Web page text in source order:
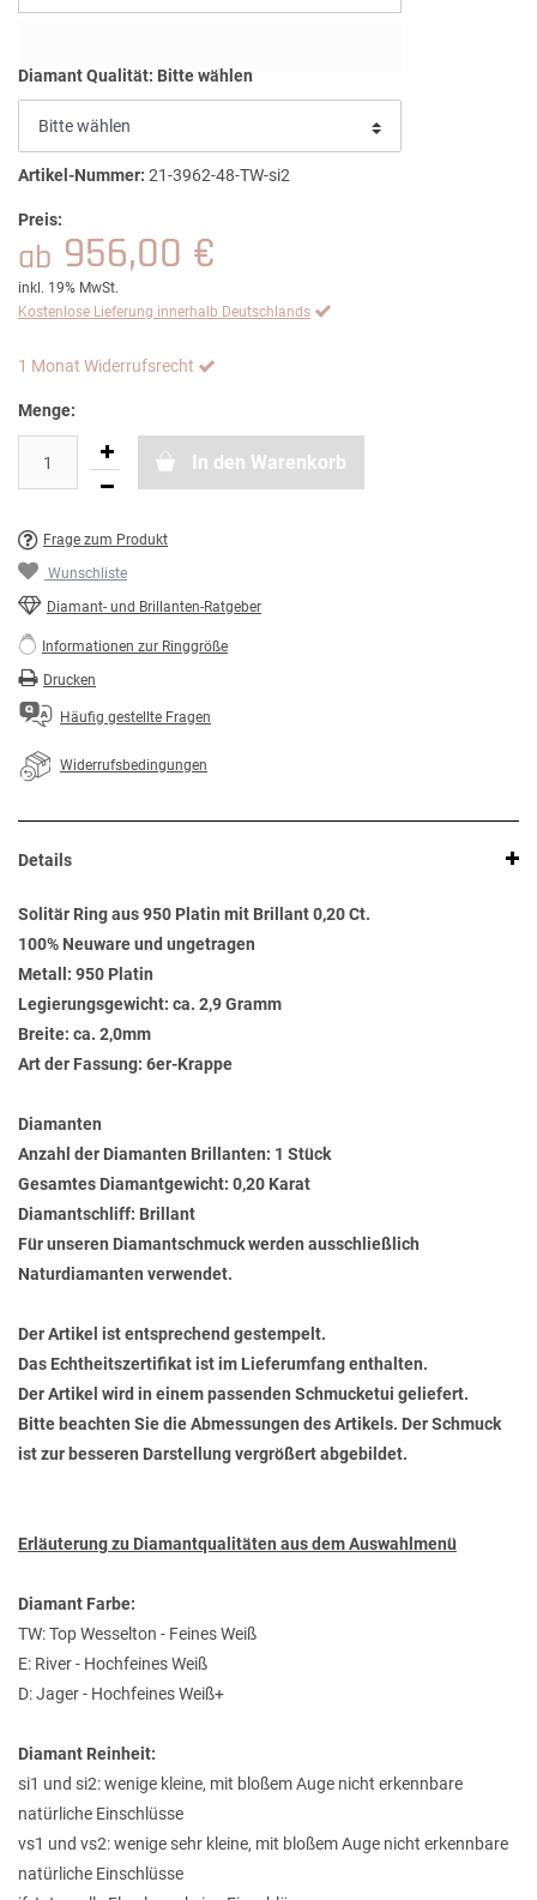
Diamant Qualität: Bitte wählen
Artikel-Nummer: 21-3962-48-TW-si2
Preis:
ab 956,00 €
inkl. 19% MwSt.
Kostenlose Lieferung innerhalb Deutschlands
1 Monat Widerrufsrecht
Menge:
In den Warenkorb
Frage zum Produkt
Wunschliste
Diamant- und Brillanten-Ratgeber
Informationen zur Ringgröße
Drucken
Häufig gestellte Fragen
Widerrufsbedingungen
Details
Solitär Ring aus 950 Platin mit Brillant 0,20 Ct.
100% Neuware und ungetragen
Metall: 950 Platin
Legierungsgewicht: ca. 2,9 Gramm
Breite: ca. 2,0mm
Art der Fassung: 6er-Krappe
Diamanten
Anzahl der Diamanten Brillanten: 1 Stück
Gesamtes Diamantgewicht: 0,20 Karat
Diamantschliff: Brillant
Für unseren Diamantschmuck werden ausschließlich
Naturdiamanten verwendet.
Der Artikel ist entsprechend gestempelt.
Das Echtheitszertifikat ist im Lieferumfang enthalten.
Der Artikel wird in einem passenden Schmucketui geliefert.
Bitte beachten Sie die Abmessungen des Artikels. Der Schmuck
ist zur besseren Darstellung vergrößert abgebildet.
Erläuterung zu Diamantqualitäten aus dem Auswahlmenü
Diamant Farbe:
TW: Top Wesselton - Feines Weiß
E: River - Hochfeines Weiß
D: Jager - Hochfeines Weiß+
Diamant Reinheit:
si1 und si2: wenige kleine, mit bloßem Auge nicht erkennbare
natürliche Einschlüsse
vs1 und vs2: wenige sehr kleine, mit bloßem Auge nicht erkennbare
natürliche Einschlüsse